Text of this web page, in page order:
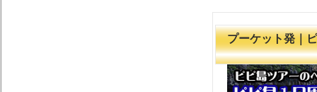
プーケット発｜